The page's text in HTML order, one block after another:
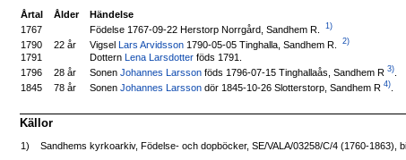
Årtal Ålder
Händelse
1767
Födelse 1767-09-22 Herstorp Norrgård, Sandhem R. 1)
1790 22 år VigselLars Arvidsson 1790-05-05 Tinghalla, Sandhem R. 2)
1791 Dottern Lena Larsdotter föds 1791.
1796
28 år SonenJohannes Larsson föds 1796-07-15 Tinghallaås, Sandhem R 3)
1845
78 år SonenJohannes Larsson dör 1845-10-26 Slotterstorp, Sandhem R 4)
Källor
1) Sandhems kyrkoarkiv, Födelse- och dopböcker, SE/VALA/03258/C/4 (1760-1863),